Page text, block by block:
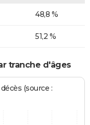
48,8 %
51,2 %
tranche d'âges
(source :